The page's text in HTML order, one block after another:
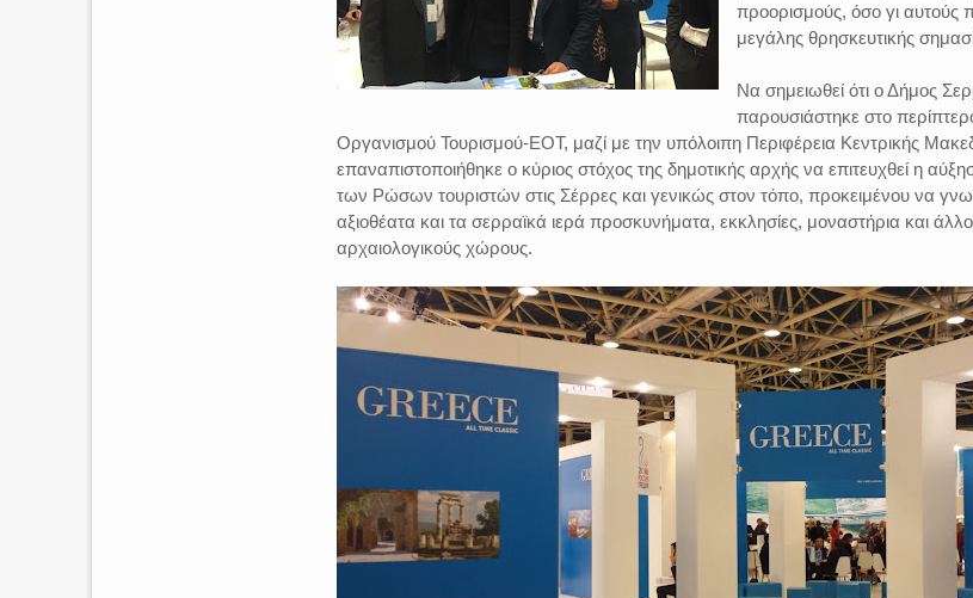
προορισμούς, όσο γι αυτούς
μεγάλης θρησκευτικής
Να σημειωθεί ότι ο Δήμος
παρουσιάστηκε στο
Οργανισμού Τουρισμού-ΕΟΤ, μαζί με την υπόλοιπη Περιφέρεια Κεντρικής
επαναπιστοποιήθηκε ο κύριος στόχος της δημοτικής αρχής να επιτευχθεί η
των Ρώσων τουριστών στις Σέρρες και γενικώς στον τόπο, προκειμένου να
αξιοθέατα και τα σερραϊκά ιερά προσκυνήματα, εκκλησίες, μοναστήρια και
αρχαιολογικούς χώρους.